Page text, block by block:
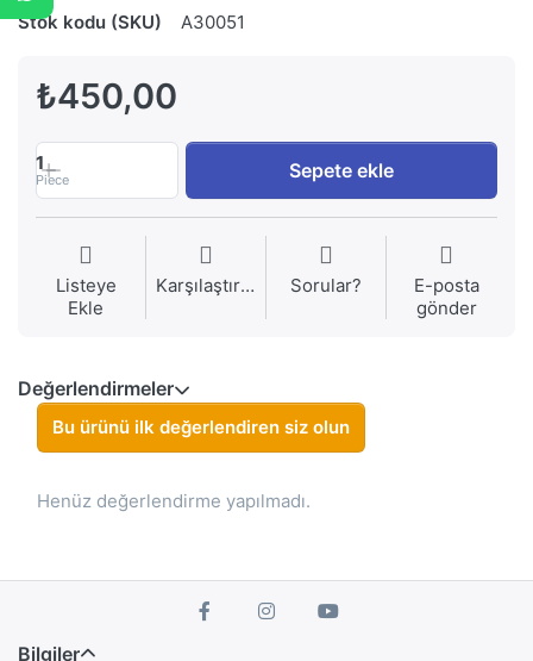
Stok kodu (SKU) A30051
₺450,00
1
Piece Sepete ekle
Listeye
Ekle
Karşılaştırma Sorular?
E-posta
gönder
Değerlendirmeler
Bu ürünü ilk değerlendiren siz olun
Henüz değerlendirme yapılmadı.
Bilgiler